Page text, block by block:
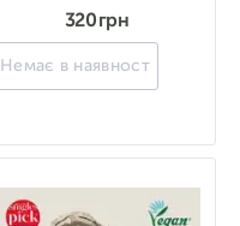
320 грн
Немає в наявності